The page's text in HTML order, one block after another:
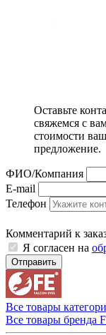
Оставьте
свяжемся с
стоимости
предложение.
ФИО/Компания
E-mail
Телефон
Комментарий к
Я согласен на
Отправить
Все товары
Все товары бренда